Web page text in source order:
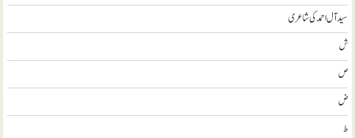
سيد آل احمد کی شاعری
ش
ص
ض
ط